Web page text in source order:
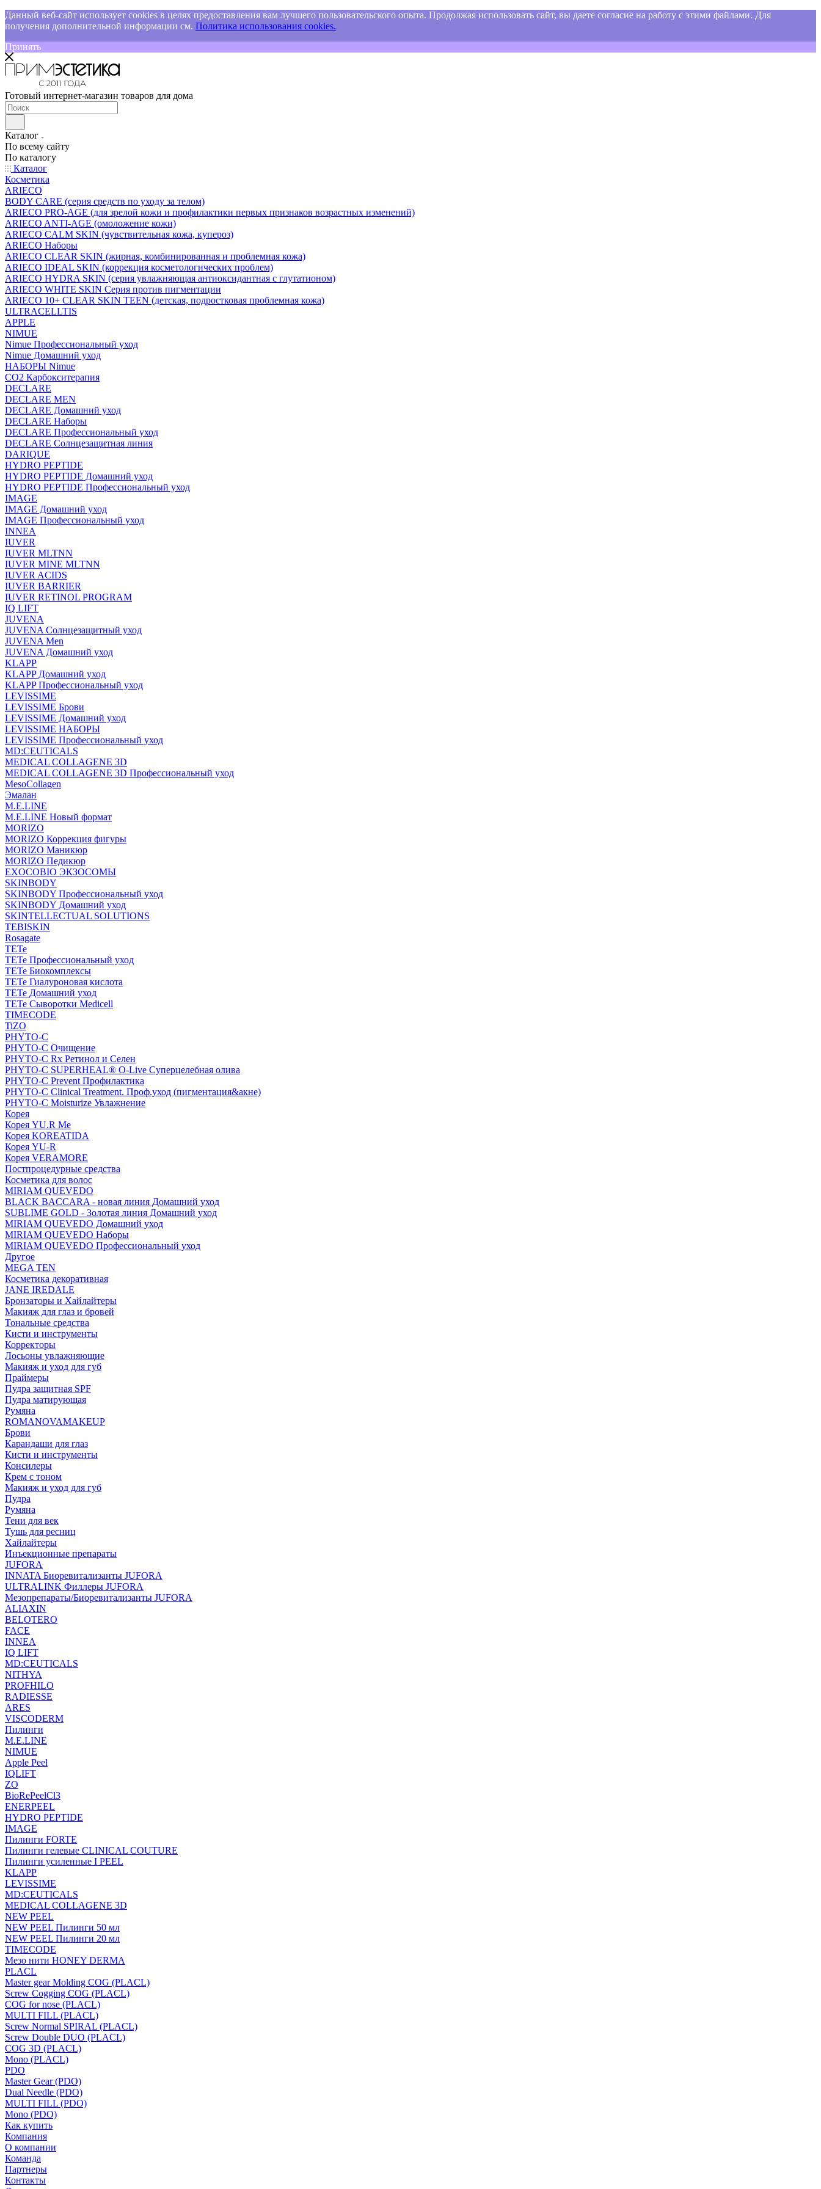
Данный веб-сайт использует cookies в целях предоставления вам лучшего пользовательского опыта. Продолжая использовать сайт, вы даете согласие на работу с этими файлами. Для
получения дополнительной информации см. Политика использования cookies.
Принять
Готовый интернет-магазин товаров для дома
Каталог
По всему сайту
По каталогу
Каталог
Косметика
ARIECO
BODY CARE (серия средств по уходу за телом)
ARIECO PRO-AGE (для зрелой кожи и профилактики первых признаков возрастных изменений)
ARIECO ANTI-AGE (омоложение кожи)
ARIECO CALM SKIN (чувствительная кожа, купероз)
ARIECO Наборы
ARIECO CLEAR SKIN (жирная, комбинированная и проблемная кожа)
ARIECO IDEAL SKIN (коррекция косметологических проблем)
ARIECO HYDRA SKIN (серия увлажняющая антиоксидантная с глутатионом)
ARIECO WHITE SKIN Серия против пигментации
ARIECO 10+ CLEAR SKIN TEEN (детская, подростковая проблемная кожа)
ULTRACELLTIS
APPLE
NIMUE
Nimue Профессиональный уход
Nimue Домашний уход
НАБОРЫ Nimue
CO2 Карбокситерапия
DECLARE
DECLARE MEN
DECLARE Домашний уход
DECLARE Наборы
DECLARE Профессиональный уход
DECLARE Солнцезащитная линия
DARIQUE
HYDRO PEPTIDE
HYDRO PEPTIDE Домашний уход
HYDRO PEPTIDE Профессиональный уход
IMAGE
IMAGE Домашний уход
IMAGE Профессиональный уход
INNEA
IUVER
IUVER MLTNN
IUVER MINE MLTNN
IUVER ACIDS
IUVER BARRIER
IUVER RETINOL PROGRAM
IQ LIFT
JUVENA
JUVENA Солнцезащитный уход
JUVENA Men
JUVENA Домашний уход
KLAPP
KLAPP Домашний уход
KLAPP Профессиональный уход
LEVISSIME
LEVISSIME Брови
LEVISSIME Домашний уход
LEVISSIME НАБОРЫ
LEVISSIME Профессиональный уход
MD:CEUTICALS
MEDICAL COLLAGENE 3D
MEDICAL COLLAGENE 3D Профессиональный уход
MesoCollagen
Эмалан
M.E.LINE
M.E.LINE Новый формат
MORIZO
MORIZO Коррекция фигуры
MORIZO Маникюр
MORIZO Педикюр
EXOCOBIO ЭКЗОСОМЫ
SKINBODY
SKINBODY Профессиональный уход
SKINBODY Домашний уход
SKINTELLECTUAL SOLUTIONS
TEBISKIN
Rosagate
TETe
TETe Профессиональный уход
TETe Биокомплексы
TETe Гиалуроновая кислота
TETe Домашний уход
TETe Сыворотки Medicell
TIMECODE
TiZO
PHYTO-C
PHYTO-C Очищение
PHYTO-C Rx Ретинол и Селен
PHYTO-C SUPERHEAL® O-Live Суперцелебная олива
PHYTO-C Prevent Профилактика
PHYTO-C Clinical Treatment. Проф.уход (пигментация&акне)
PHYTO-C Moisturize Увлажнение
Корея
Корея YU.R Me
Корея KOREATIDA
Корея YU-R
Корея VERAMORE
Постпроцедурные средства
Косметика для волос
MIRIAM QUEVEDO
BLACK BACCARA - новая линия Домашний уход
SUBLIME GOLD - Золотая линия Домашний уход
MIRIAM QUEVEDO Домашний уход
MIRIAM QUEVEDO Наборы
MIRIAM QUEVEDO Профессиональный уход
Другое
MEGA TEN
Косметика декоративная
JANE IREDALE
Бронзаторы и Хайлайтеры
Макияж для глаз и бровей
Тональные средства
Кисти и инструменты
Корректоры
Лосьоны увлажняющие
Макияж и уход для губ
Праймеры
Пудра защитная SPF
Пудра матирующая
Румяна
ROMANOVAMAKEUP
Брови
Карандаши для глаз
Кисти и инструменты
Консилеры
Крем с тоном
Макияж и уход для губ
Пудра
Румяна
Тени для век
Тушь для ресниц
Хайлайтеры
Инъекционные препараты
JUFORA
INNATA Биоревитализанты JUFORA
ULTRALINK Филлеры JUFORA
Мезопрепараты/Биоревитализанты JUFORA
ALIAXIN
BELOTERO
FACE
INNEA
IQ LIFT
MD:CEUTICALS
NITHYA
PROFHILO
RADIESSE
ARES
VISCODERM
Пилинги
M.E.LINE
NIMUE
Apple Peel
IQLIFT
ZO
BioRePeelCl3
ENERPEEL
HYDRO PEPTIDE
IMAGE
Пилинги FORTE
Пилинги гелевые CLINICAL COUTURE
Пилинги усиленные I PEEL
KLAPP
LEVISSIME
MD:CEUTICALS
MEDICAL COLLAGENE 3D
NEW PEEL
NEW PEEL Пилинги 50 мл
NEW PEEL Пилинги 20 мл
TIMECODE
Мезо нити HONEY DERMA
PLACL
Master gear Molding COG (PLACL)
Screw Cogging COG (PLACL)
COG for nose (PLACL)
MULTI FILL (PLACL)
Screw Normal SPIRAL (PLACL)
Screw Double DUO (PLACL)
COG 3D (PLACL)
Mono (PLACL)
PDO
Master Gear (PDO)
Dual Needle (PDO)
MULTI FILL (PDO)
Mono (PDO)
Как купить
Компания
О компании
Команда
Партнеры
Контакты